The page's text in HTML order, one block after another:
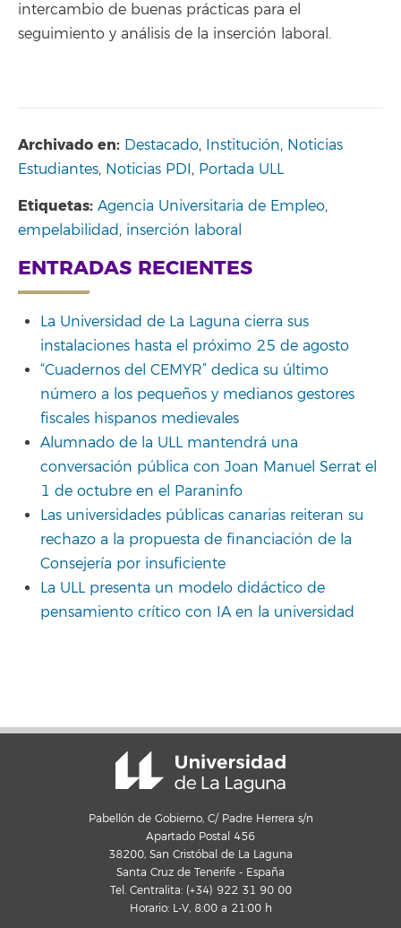
intercambio de buenas prácticas para el
seguimiento y análisis de la inserción laboral.
Archivado en: Destacado, Institución, Noticias
Estudiantes, Noticias PDI, Portada ULL
Etiquetas: Agencia Universitaria de Empleo,
empelabilidad, inserción laboral
ENTRADAS RECIENTES
La Universidad de La Laguna cierra sus
instalaciones hasta el próximo 25 de agosto
“Cuadernos del CEMYR” dedica su último
número a los pequeños y medianos gestores
fiscales hispanos medievales
Alumnado de la ULL mantendrá una
conversación pública con Joan Manuel Serrat el
1 de octubre en el Paraninfo
Las universidades públicas canarias reiteran su
rechazo a la propuesta de financiación de la
Consejería por insuficiente
La ULL presenta un modelo didáctico de
pensamiento crítico con IA en la universidad
Pabellón de Gobierno, C/ Padre Herrera s/n
Apartado Postal 456
38200, San Cristóbal de La Laguna
Santa Cruz de Tenerife - España
Tel. Centralita: (+34) 922 31 90 00
Horario: L-V, 8:00 a 21:00 h